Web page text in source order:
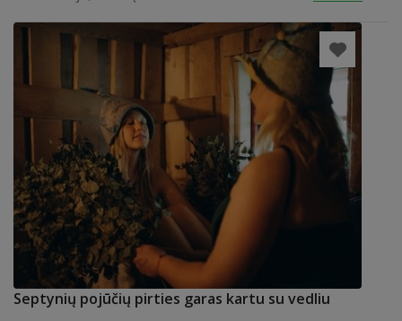
Septynių pojūčių pirties garas kartu su vedliu